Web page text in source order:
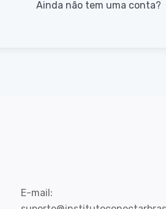
Ainda não tem uma conta?
E-mail: